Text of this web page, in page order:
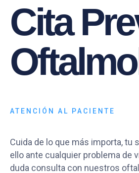
Cita
ATENCIÓN AL PACIENTE
Cuida de lo que más importa, tu
ello ante cualquier problema de
duda consulta con nuestros